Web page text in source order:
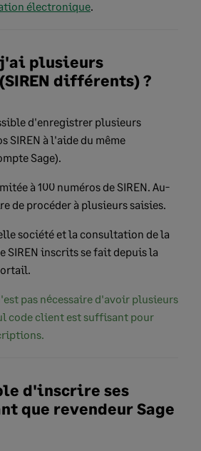
électronique.
plusieurs
différents) ?
d'enregistrer plusieurs
SIREN à l'aide du même
Sage).
à 100 numéros de SIREN. Au-
de procéder à plusieurs saisies.
société et la consultation de la
SIREN inscrits se fait depuis la
pas nécessaire d'avoir plusieurs
code client est suffisant pour
d'inscrire ses
que revendeur Sage